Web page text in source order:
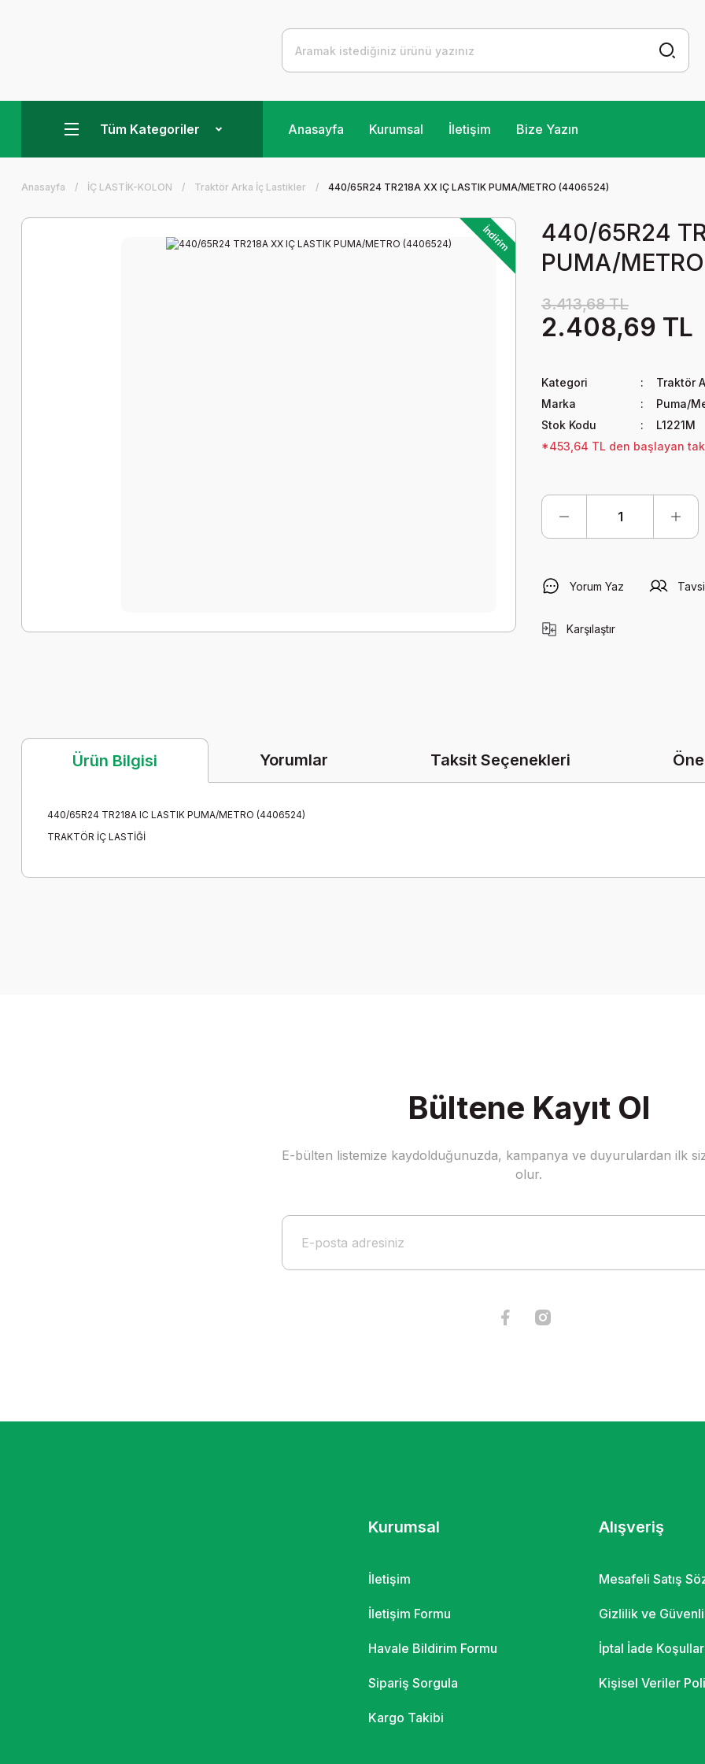
Tüm Kategoriler Anasayfa Kurumsal İletişim Bize Yazın
Anasayfa İÇ LASTİK-KOLON Traktör Arka İç Lastikler 440/65R24 TR218A XX IÇ LASTIK PUMA/METRO (4406524)
İndirim
440/65R24
PUMA/
3.413,68 TL
2.408,69 TL
Kategori
Traktör
Marka
Puma/
Stok Kodu
L1221M
*453,64 TL den başlayan
Yorum Yaz
Karşılaştır
Ürün Bilgisi Yorumlar Taksit Seçenekleri
440/65R24 TR218A IC LASTIK PUMA/METRO (4406524)
TRAKTÖR İÇ LASTİĞİ
Gönder
Bültene Kayıt Ol
E-bülten listemize kaydolduğunuzda, kampanya ve duyurulardan ilk
olur.
Kurumsal
İletişim
İletişim Formu
Havale Bildirim Formu
Sipariş Sorgula
Kargo Takibi
Alışveriş
Mesafeli Satış
Gizlilik ve
İptal İade
Kişisel Veriler